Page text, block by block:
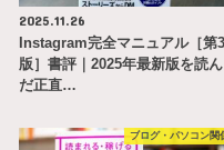
2025.11.26
Instagram完全マニュアル［第3
版］書評｜2025年最新版を読ん
だ正直…
ブログ・パソコン関